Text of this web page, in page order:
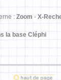
: Zoom - X-
la base Cléphi